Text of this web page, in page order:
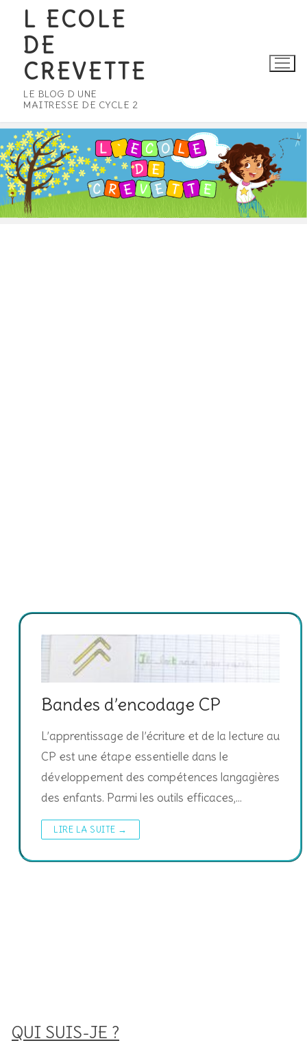
contenu
L ECOLE
DE
CREVETTE
LE BLOG D UNE
MAITRESSE DE CYCLE 2
Bandes d’encodage CP
L’apprentissage de l’écriture et de la lecture au
CP est une étape essentielle dans le
développement des compétences langagières
des enfants. Parmi les outils efficaces,…
LIRE LA SUITE →
QUI SUIS-JE ?